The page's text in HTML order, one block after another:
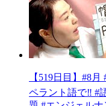
【519日目】#8
ペラント語で‼️ #